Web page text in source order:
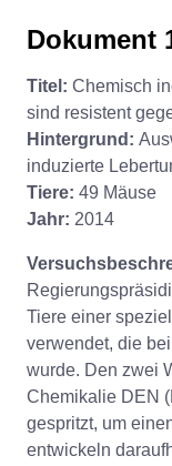
Dokument
Titel: Chemisch
sind resistent
Hintergrund:
induzierte
Tiere: 49 Mäuse
Jahr: 2014
Tiere einer
verwendet, die
wurde. Den zwei
Chemikalie DEN
gespritzt, um
entwickeln